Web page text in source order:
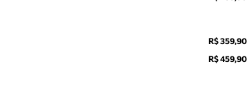
R$ 359,90
R$ 459,90